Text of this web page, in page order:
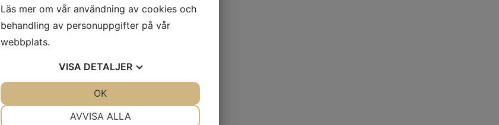
Läs mer om vår användning av cookies och
behandling av personuppgifter på vår
webbplats.
VISA DETALJER
AVVISA ALLA
OK